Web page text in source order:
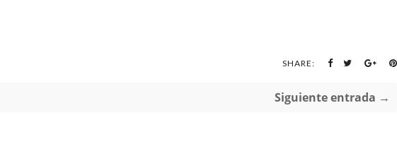
SHARE:
Siguiente entrada →